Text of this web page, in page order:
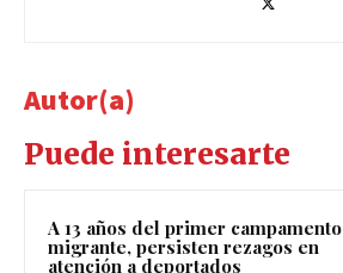
Autor(a)
Puede interesarte
A 13 años del primer campamento
migrante, persisten rezagos en
atención a deportados